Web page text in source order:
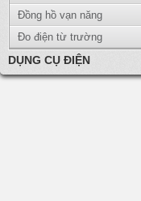
Đồng hồ vạn năng
Đo điện từ trường
DỤNG CỤ ĐIỆN